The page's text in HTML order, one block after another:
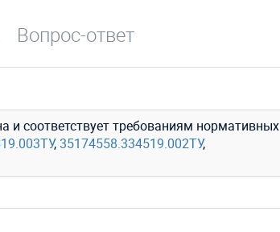
Вопрос-ответ
и соответствует требованиям нормативных
,35174558.334519.002ТУ,